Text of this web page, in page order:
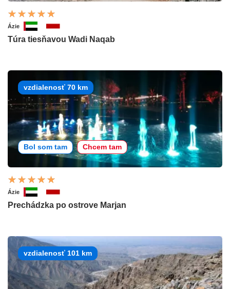
Ázie
Túra tiesňavou Wadi Naqab
vzdialenosť 70 km
Bol som tam Chcem tam
Ázie
Prechádzka po ostrove Marjan
vzdialenosť 101 km